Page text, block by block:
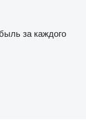
за каждого